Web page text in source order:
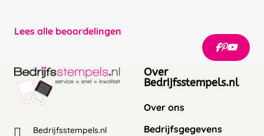
Lees alle beoordelingen
Bedrijfsstempels.nl
Over
Bedrijfsstempels.nl
Over ons
Bedrijfsgegevens